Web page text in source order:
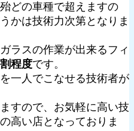
どの車種で超えますの
かは技術力次第となりま
ラスの作業が出来るフィ
程度です。
一人でこなせる技術者が
すので、お気軽に高い技
高い店となっておりま